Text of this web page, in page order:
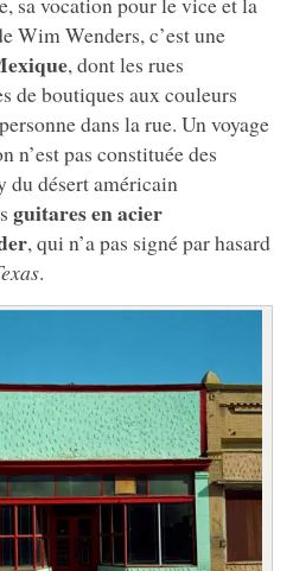
Wim Wenders, c’est une
, dont les rues
de boutiques aux couleurs
dans la rue. Un voyage
n’est pas constituée des
du désert américain
guitares en acier
, qui n’a pas signé par hasard
.